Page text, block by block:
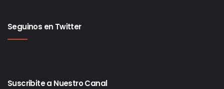
Seguinos en Twitter
Suscribite a Nuestro Canal